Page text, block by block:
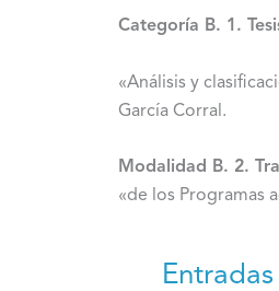
Categoría B. 1.
«Análisis y
García Corral.
Modalidad B. 2.
«de los Programas